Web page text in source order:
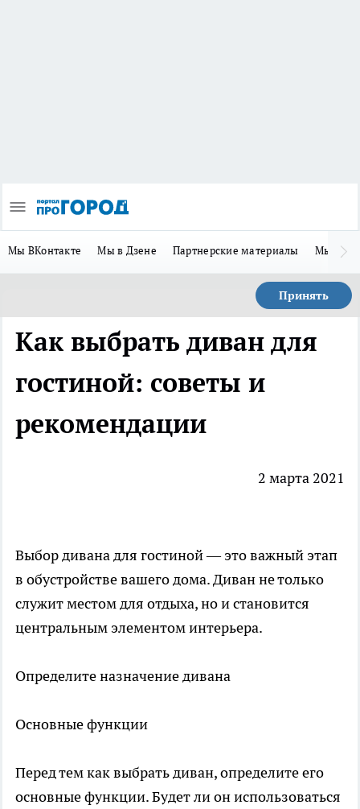
Мы ВКонтакте Мы в Дзене Партнерские материалы Мы в
Принять
Как выбрать диван для
гостиной: советы и
рекомендации
2 марта 2021
Выбор дивана для гостиной— это важный этап
в обустройстве вашего дома. Диван не только
служит местом для отдыха, но и становится
центральным элементом интерьера.
Определите назначение дивана
Основные функции
Перед тем как выбрать диван, определите его
основные функции. Будет ли он использоваться